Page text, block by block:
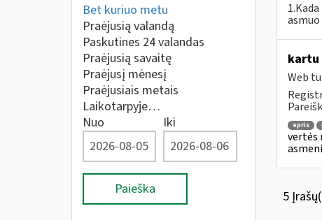
Bet kuriuo metu
Praėjusią valandą
Paskutines 24 valandas
Praėjusią savaitę
Praėjusį mėnesį
Praėjusiais metais
Laikotarpyje…
Nuo
Iki
Paieška
kartu
Web
epris
vertės
5